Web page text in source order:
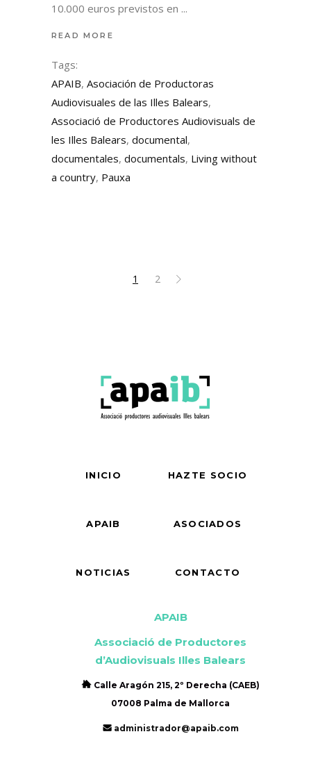
10.000 euros previstos en
READ MORE
Tags:
APAIB, Asociación de Productoras
Audiovisuales de las Illes Balears,
Associació de Productores Audiovisuals de
les Illes Balears, documental,
documentales, documentals, Living without
a country, Pauxa
1 2
INICIO HAZTE SOCIO
APAIB ASOCIADOS
NOTICIAS CONTACTO
APAIB
Associació de Productores
d’Audiovisuals Illes Balears
Calle Aragón 215, 2º Derecha (CAEB)
07008 Palma de Mallorca
administrador@apaib.com